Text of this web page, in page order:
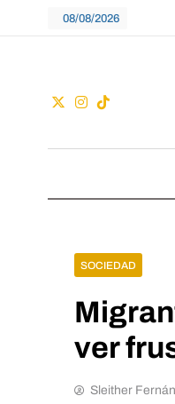
08/08/2026
SOCIEDAD
ver
Sleither